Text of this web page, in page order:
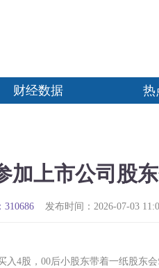
财经数据 热
加上市公司股
310686 发布时间：2026-07-03
入4股，00后小股东带着一纸股东